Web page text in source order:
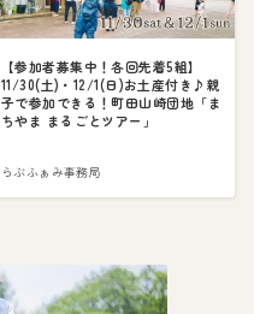
【参加者募集中！各回先着5組】
11/30(土)・12/1(日)お土産付き♪親
子で参加できる！町田山崎団地「ま
ちやま まるごとツアー」
らぶふぁみ事務局